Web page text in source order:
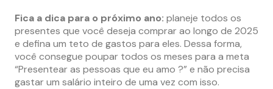
Fica a dica para o próximo ano: planeje todos os
presentes que você deseja comprar ao longo de 2025
e defina um teto de gastos para eles. Dessa forma,
você consegue poupar todos os meses para a meta
“Presentear as pessoas que eu amo ?” e não precisa
gastar um salário inteiro de uma vez com isso.